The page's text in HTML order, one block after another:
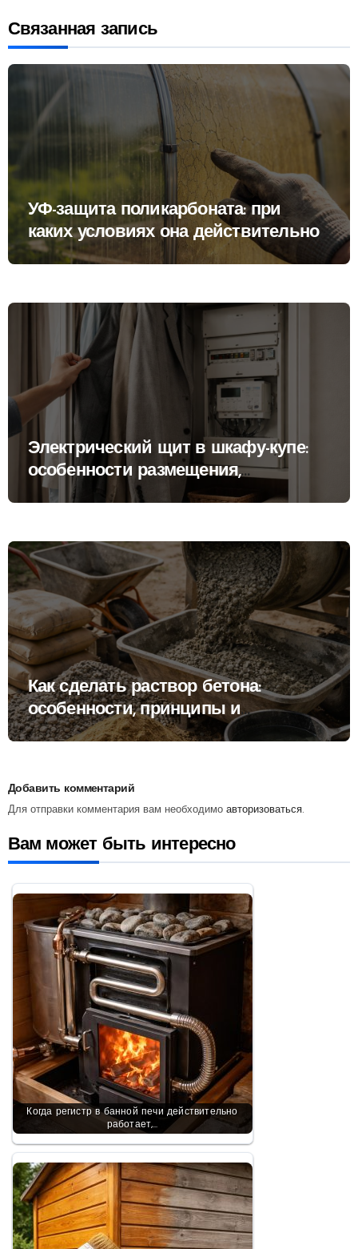
Связанная запись
УФ-защита поликарбоната: при
каких условиях она действительно
работает и когда материал начинает
Электрический щит в шкафу-купе:
особенности размещения,
ограничения и практические
Как сделать раствор бетона:
особенности, принципы и
практическое применение
Добавить комментарий
Для отправки комментария вам необходимо авторизоваться.
Вам может быть интересно
Когда регистр в банной печи действительно
работает,…